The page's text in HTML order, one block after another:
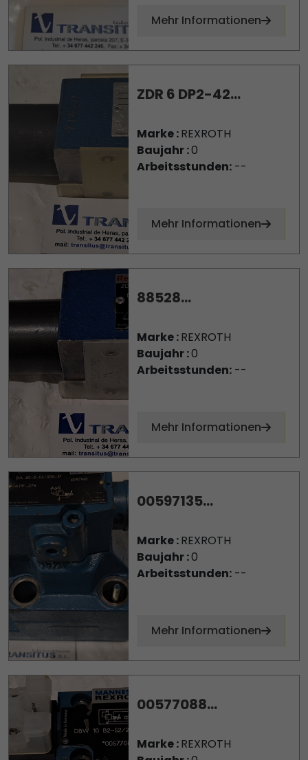
Mehr Informationen
ZDR 6 DP2-42...
Marke :REXROTH
Baujahr :0
Arbeitsstunden:--
Mehr Informationen
88528...
Marke :REXROTH
Baujahr :0
Arbeitsstunden:--
Mehr Informationen
00597135...
Marke :REXROTH
Baujahr :0
Arbeitsstunden:--
Mehr Informationen
00577088...
Marke :REXROTH